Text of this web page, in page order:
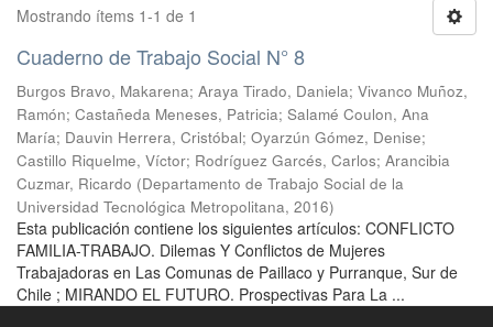
Mostrando ítems 1-1 de 1
Cuaderno de Trabajo Social N° 8
Burgos Bravo, Makarena; Araya Tirado, Daniela; Vivanco Muñoz,
Ramón; Castañeda Meneses, Patricia; Salamé Coulon, Ana
María; Dauvin Herrera, Cristóbal; Oyarzún Gómez, Denise;
Castillo Riquelme, Víctor; Rodríguez Garcés, Carlos; Arancibia
Cuzmar, Ricardo (Departamento de Trabajo Social de la
Universidad Tecnológica Metropolitana, 2016)
Esta publicación contiene los siguientes artículos: CONFLICTO
FAMILIA-TRABAJO. Dilemas Y Conflictos de Mujeres
Trabajadoras en Las Comunas de Paillaco y Purranque, Sur de
Chile ; MIRANDO EL FUTURO. Prospectivas Para La ...